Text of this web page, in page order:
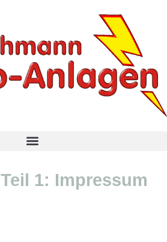
Teil 1: Impressum